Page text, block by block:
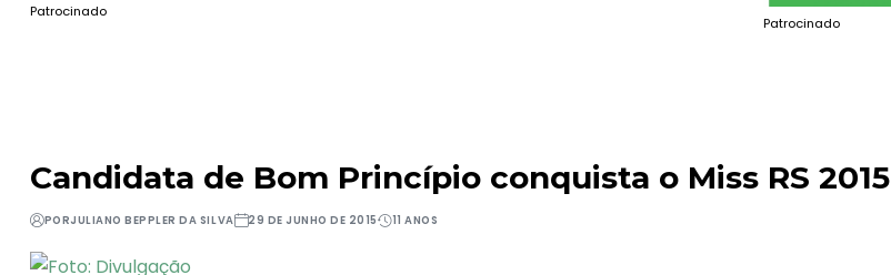
Patrocinado
Patrocinado
Candidata de Bom Princípio conquista o Miss RS 2015
PORJULIANO BEPPLER DA SILVA 29 DE JUNHO DE 2015 11 ANOS